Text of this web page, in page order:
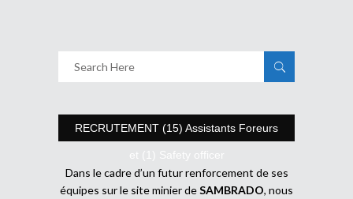
RECRUTEMENT (15) Assistants Foreurs
et (1) Safety officer
Dans le cadre d’un futur renforcement de ses
équipes sur le site minier deSAMBRADO, nous